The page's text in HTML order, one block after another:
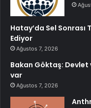
Hatay’da Sel Sonrası
Ediyor
Ağustos 7, 2026
Bakan Göktaş: Devlet
var
Ağustos 7, 2026